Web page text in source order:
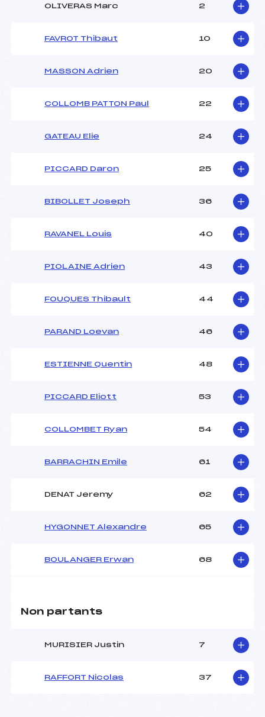
OLIVERAS Marc 2
FAVROT Thibaut 10
MASSON Adrien 20
COLLOMB PATTON Paul 22
GATEAU Elie 24
PICCARD Daron 25
BIBOLLET Joseph 36
RAVANEL Louis 40
PIOLAINE Adrien 43
FOUQUES Thibault 44
PARAND Loevan 46
ESTIENNE Quentin 48
PICCARD Eliott 53
COLLOMBET Ryan 54
BARRACHIN Emile 61
DENAT Jeremy 62
HYGONNET Alexandre 65
BOULANGER Erwan 68
Non partants
MURISIER Justin 7
RAFFORT Nicolas 37